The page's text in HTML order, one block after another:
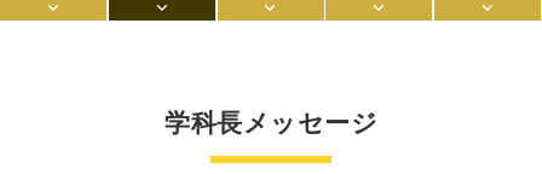
学科長メッセージ